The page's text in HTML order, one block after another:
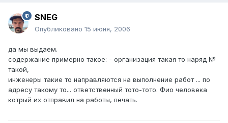
SNEG
Опубликовано 15 июня, 2006
да мы выдаем.
содержание примерно такое: - организация такая то наряд №
такой,
инженеры такие то направляются на выполнение работ ... по
адресу такому то... ответственный тото-тото. Фио человека
котрый их отправил на работы, печать.